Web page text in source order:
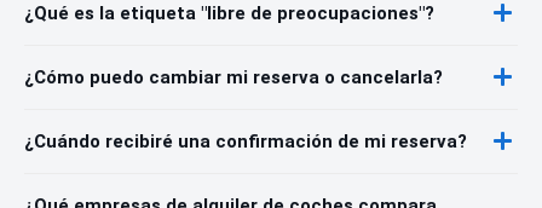
¿Qué es la etiqueta "libre de preocupaciones"?
¿Cómo puedo cambiar mi reserva o cancelarla?
¿Cuándo recibiré una confirmación de mi reserva?